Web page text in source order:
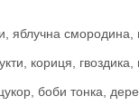
яблучна смородина,
кориця, гвоздика,
боби тонка,